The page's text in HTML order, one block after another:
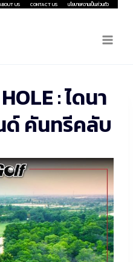
US CONTACT US นโยบายความเป็นส่วนตัว
: ไดนา
คันทรีคลับ